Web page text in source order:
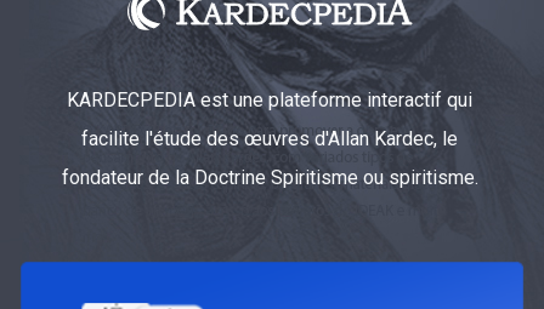
KARDECPEDIA est une plateforme interactif qui
facilite l'étude des œuvres d'Allan Kardec, le
fondateur de la Doctrine Spiritisme ou spiritisme.